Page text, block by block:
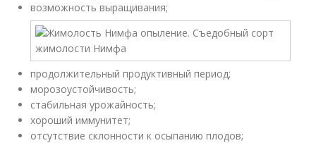
возможность выращивания;
продолжительный продуктивный период;
морозоустойчивость;
стабильная урожайность;
хороший иммунитет;
отсутствие склонности к осыпанию плодов;